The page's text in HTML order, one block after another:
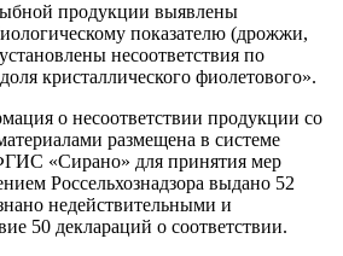
продукции выявлены
показателю (дрожжи,
несоответствия по
кристаллического фиолетового».
о несоответствии продукции со
размещена в системе
«Сирано» для принятия мер
Россельхознадзора выдано 52
недействительными и
50 деклараций о соответствии.